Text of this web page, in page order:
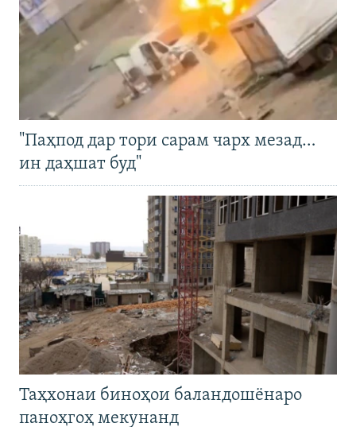
"Паҳпод дар тори сарам чарх мезад…
ин даҳшат буд"
Таҳхонаи биноҳои баландошёнаро
паноҳгоҳ мекунанд